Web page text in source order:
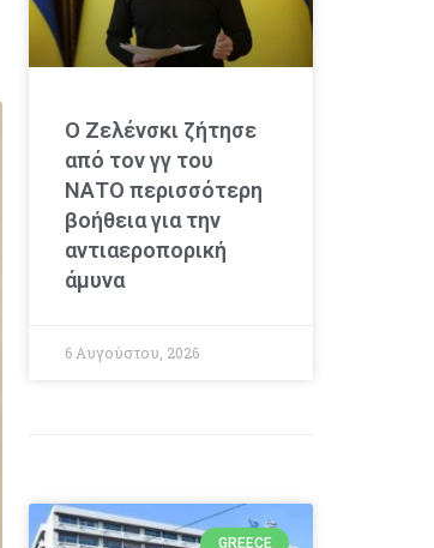
Ο Ζελένσκι ζήτησε
από τον γγ του
ΝΑΤΟ περισσότερη
βοήθεια για την
αντιαεροπορική
άμυνα
6 Αυγούστου, 2026
GREECE